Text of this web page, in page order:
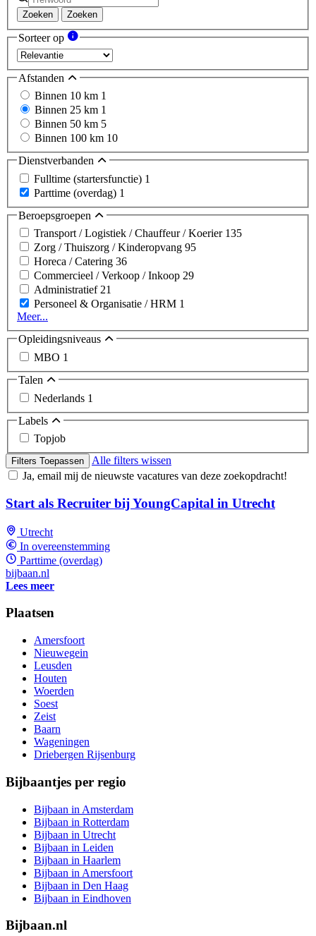
Zoeken Zoeken
Sorteer op
Afstanden
Binnen 10 km 1
Binnen 25 km 1
Binnen 50 km 5
Binnen 100 km 10
Dienstverbanden
Fulltime (startersfunctie) 1
Parttime (overdag) 1
Beroepsgroepen
Transport / Logistiek / Chauffeur / Koerier 135
Zorg / Thuiszorg / Kinderopvang 95
Horeca / Catering 36
Commercieel / Verkoop / Inkoop 29
Administratief21
Personeel & Organisatie / HRM 1
Meer...
Opleidingsniveaus
MBO 1
Talen
Nederlands 1
Labels
Topjob
Filters Toepassen
Alle filters wissen
Ja, email mij de nieuwste vacatures van deze zoekopdracht!
Start als Recruiter bij YoungCapital in Utrecht
Utrecht
In overeenstemming
Parttime (overdag)
bijbaan.nl
Lees meer
Plaatsen
Amersfoort
Nieuwegein
Leusden
Houten
Woerden
Soest
Zeist
Baarn
Wageningen
Driebergen Rijsenburg
Bijbaantjes per regio
Bijbaan in Amsterdam
Bijbaan in Rotterdam
Bijbaan in Utrecht
Bijbaan in Leiden
Bijbaan in Haarlem
Bijbaan in Amersfoort
Bijbaan in Den Haag
Bijbaan in Eindhoven
Bijbaan.nl